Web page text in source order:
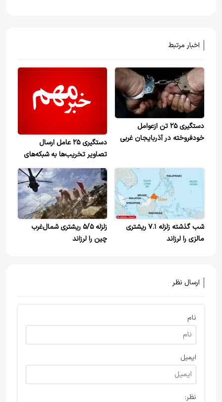
اخبار مرتبط
دستگیری ۲۵ تن ازعوامل
خودفروخته در آذربایجان غربی
دستگیری ۲۵ ‌عامل ارسال
تصاویر تخریب‌ها به شبکه‌های
معاند
شب گذشته زلزله ۷.۱ ریشتری
مالزی را لرزاند
زلزله ۵/۵ ریشتری شمال‌غرب
چین را لرزاند
ارسال نظر
نام
ایمیل
نظر: